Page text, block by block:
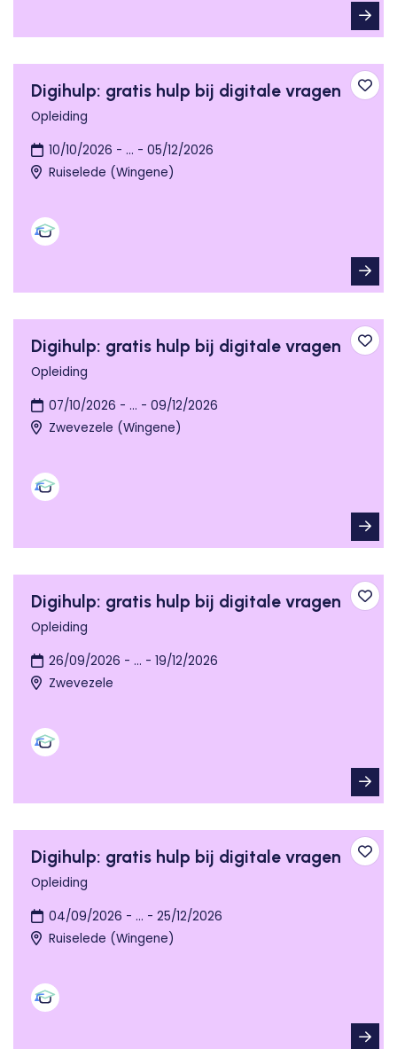
Digihulp: gratis hulp bij digitale vragen
Opleiding
10/10/2026 - ... - 05/12/2026
Ruiselede (Wingene)
Digihulp: gratis hulp bij digitale vragen
Opleiding
07/10/2026 - ... - 09/12/2026
Zwevezele (Wingene)
Digihulp: gratis hulp bij digitale vragen
Opleiding
26/09/2026 - ... - 19/12/2026
Zwevezele
Digihulp: gratis hulp bij digitale vragen
Opleiding
04/09/2026 - ... - 25/12/2026
Ruiselede (Wingene)